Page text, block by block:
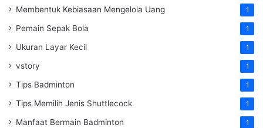
Membentuk Kebiasaan Mengelola Uang 1
Pemain Sepak Bola 1
Ukuran Layar Kecil 1
vstory 1
Tips Badminton 1
Tips Memilih Jenis Shuttlecock 1
Manfaat Bermain Badminton 1